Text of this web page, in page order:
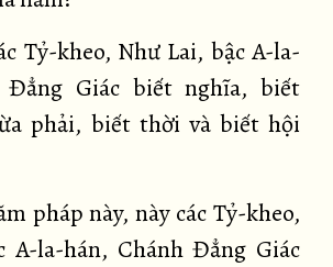
Tỷ-kheo, Như Lai, bậc A-la-
Đẳng Giác biết nghĩa, biết
phải, biết thời và biết hội
pháp này, này các Tỷ-kheo,
A-la-hán, Chánh Đẳng Giác